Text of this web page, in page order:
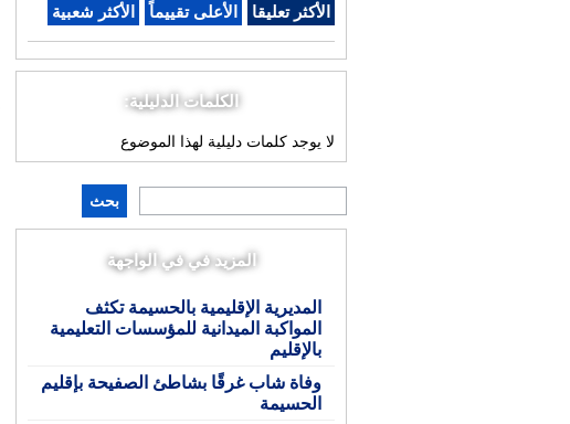
الأكثر تعليقا الأعلى تقييماً الأكثر شعبية
الكلمات الدليلية:
لا يوجد كلمات دليلية لهذا الموضوع
بحث
المزيد في في الواجهة
المديرية الإقليمية بالحسيمة تكثف
المواكبة الميدانية للمؤسسات التعليمية
بالإقليم
وفاة شاب غرقًا بشاطئ الصفيحة بإقليم
الحسيمة